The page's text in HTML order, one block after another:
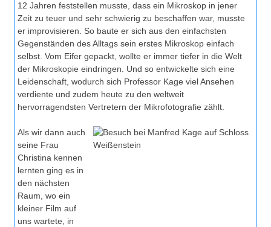
12 Jahren feststellen musste, dass ein Mikroskop in jener
Zeit zu teuer und sehr schwierig zu beschaffen war, musste
er improvisieren. So baute er sich aus den einfachsten
Gegenständen des Alltags sein erstes Mikroskop einfach
selbst. Vom Eifer gepackt, wollte er immer tiefer in die Welt
der Mikroskopie eindringen. Und so entwickelte sich eine
Leidenschaft, wodurch sich Professor Kage viel Ansehen
verdiente und zudem heute zu den weltweit
hervorragendsten Vertretern der Mikrofotografie zählt.
Als wir dann auch
seine Frau
Christina kennen
lernten ging es in
den nächsten
Raum, wo ein
kleiner Film auf
uns wartete, in